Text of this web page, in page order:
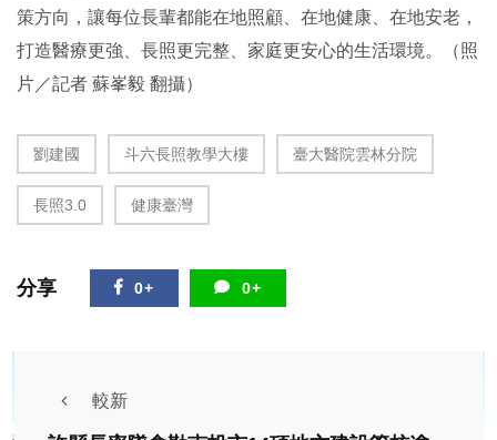
策方向，讓每位長輩都能在地照顧、在地健康、在地安老，
打造醫療更強、長照更完整、家庭更安心的生活環境。（照
片／記者 蘇峯毅 翻攝）
劉建國 斗六長照教學大樓 臺大醫院雲林分院
長照3.0 健康臺灣
分享 0+ 0+
較新